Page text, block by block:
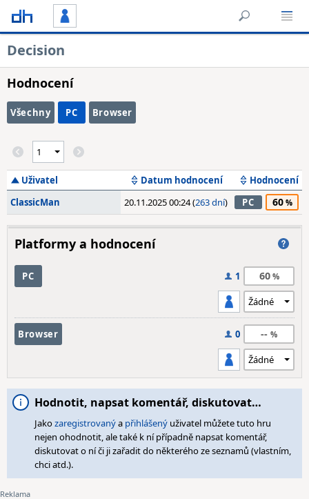
Decision
Hodnocení
Všechny PC Browser
Uživatel Datum hodnocení
Hodnocení
ClassicMan
20.11.2025 00:24 (263 dní) PC 60
Platformy a hodnocení
PC 1 60
Browser 0 --
Hodnotit, napsat komentář, diskutovat…
Jakozaregistrovanýa přihlášený uživatel můžete tuto hru
nejen ohodnotit, ale také k ní případně napsat komentář,
diskutovat o ní či ji zařadit do některého ze seznamů (vlastním,
chci atd.).